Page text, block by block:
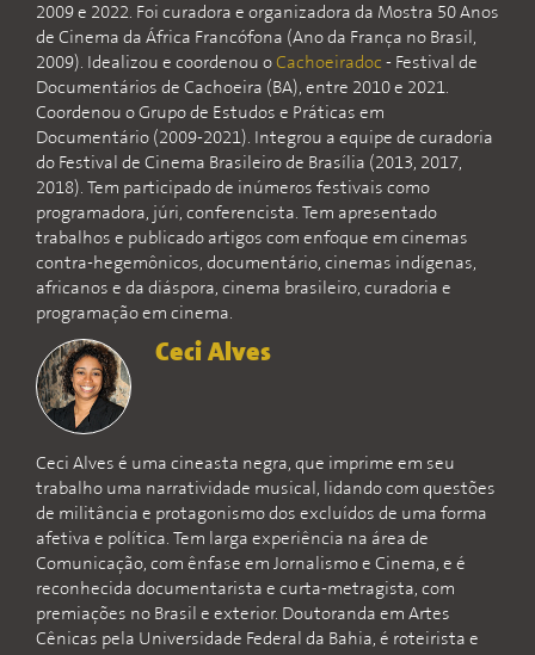
2009 e 2022. Foi curadora e organizadora da Mostra 50 Anos
de Cinema da África Francófona (Ano da França no Brasil,
2009). Idealizou e coordenou o Cachoeiradoc - Festival de
Documentários de Cachoeira (BA), entre 2010 e 2021.
Coordenou o Grupo de Estudos e Práticas em
Documentário (2009-2021). Integrou a equipe de curadoria
do Festival de Cinema Brasileiro de Brasília (2013, 2017,
2018). Tem participado de inúmeros festivais como
programadora, júri, conferencista. Tem apresentado
trabalhos e publicado artigos com enfoque em cinemas
contra-hegemônicos, documentário, cinemas indígenas,
africanos e da diáspora, cinema brasileiro, curadoria e
programação em cinema.
Ceci Alves
Ceci Alves é uma cineasta negra, que imprime em seu
trabalho uma narratividade musical, lidando com questões
de militância e protagonismo dos excluídos de uma forma
afetiva e política. Tem larga experiência na área de
Comunicação, com ênfase em Jornalismo e Cinema, e é
reconhecida documentarista e curta-metragista, com
premiações no Brasil e exterior. Doutoranda em Artes
Cênicas pela Universidade Federal da Bahia, é roteirista e